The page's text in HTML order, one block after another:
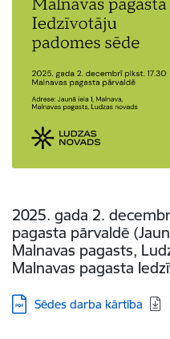
2025. gada 2.
pagasta pārvaldē
Malnavas pagasts,
Malnavas pagasta
Lejupielādēt:
Sēdes darba kārtība